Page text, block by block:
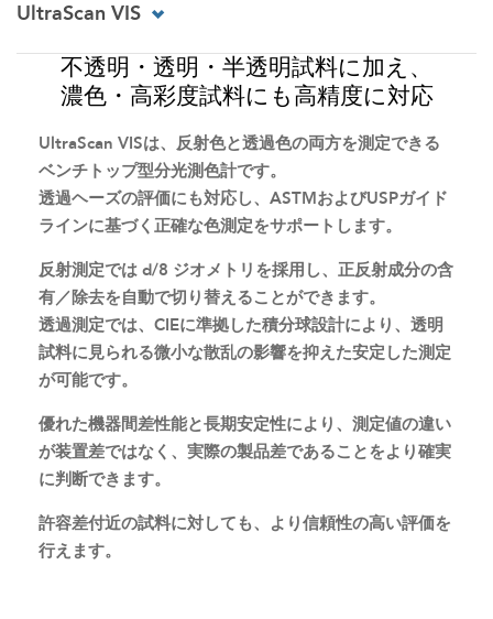
UltraScan VIS
不透明・透明・半透明試料に加え、
濃色・高彩度試料にも高精度に対応
UltraScan VISは、反射色と透過色の両方を測定できる
ベンチトップ型分光測色計です。
透過ヘーズの評価にも対応し、ASTMおよびUSPガイド
ラインに基づく正確な色測定をサポートします。
反射測定では d/8 ジオメトリを採用し、正反射成分の含
有／除去を自動で切り替えることができます。
透過測定では、CIEに準拠した積分球設計により、透明
試料に見られる微小な散乱の影響を抑えた安定した測定
が可能です。
優れた機器間差性能と長期安定性により、測定値の違い
が装置差ではなく、実際の製品差であることをより確実
に判断できます。
許容差付近の試料に対しても、より信頼性の高い評価を
行えます。